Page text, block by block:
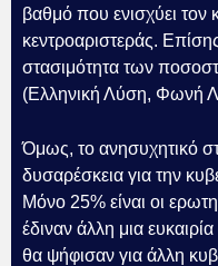
βαθμό που ενισχύει τον
κεντροαριστεράς.
στασιμότητα των
(Ελληνική Λύση, Φωνή
Όμως, το ανησυχητικό
δυσαρέσκεια για την
Μόνο 25% είναι οι
έδιναν άλλη μια
θα ψήφισαν για άλλη